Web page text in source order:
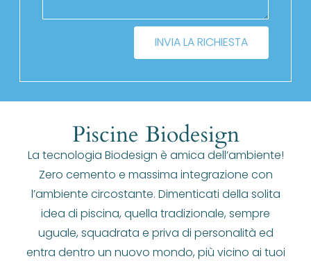
INVIA LA RICHIESTA
Piscine Biodesign
La tecnologia Biodesign è amica dell’ambiente!
Zero cemento e massima integrazione con
l’ambiente circostante. Dimenticati della solita
idea di piscina, quella tradizionale, sempre
uguale, squadrata e priva di personalità ed
entra dentro un nuovo mondo, più vicino ai tuoi